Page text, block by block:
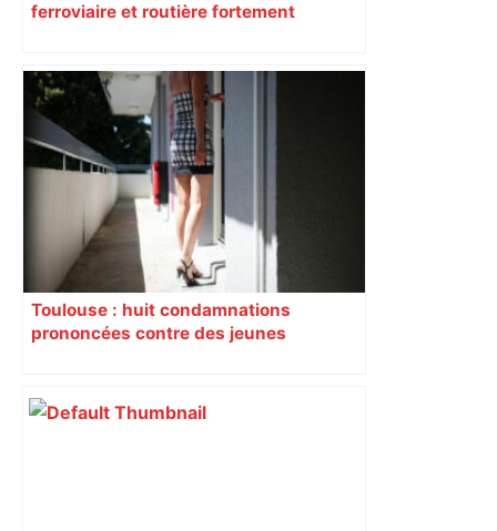
ferroviaire et routière fortement
Toulouse : huit condamnations
prononcées contre des jeunes